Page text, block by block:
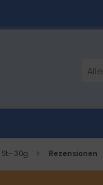
Alle
30g Rezensionen